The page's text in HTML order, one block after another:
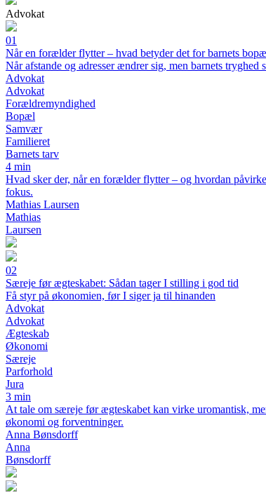
Advokat
01
Når en forælder flytter – hvad betyder det for barnets
Når afstande og adresser ændrer sig, men barnets tryghed
Advokat
Advokat
Forældremyndighed
Bopæl
Samvær
Familieret
Barnets tarv
4 min
Hvad sker der, når en forælder flytter – og hvordan
fokus.
Mathias Laursen
Mathias
Laursen
02
Særeje før ægteskabet: Sådan tager I stilling i god tid
Få styr på økonomien, før I siger ja til hinanden
Advokat
Advokat
Ægteskab
Økonomi
Særeje
Parforhold
Jura
3 min
At tale om særeje før ægteskabet kan virke uromantisk,
økonomi og forventninger.
Anna Bønsdorff
Anna
Bønsdorff